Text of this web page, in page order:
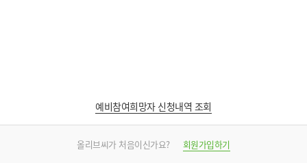
예비참여희망자 신청내역 조회
올리브씨가 처음이신가요? 회원가입하기